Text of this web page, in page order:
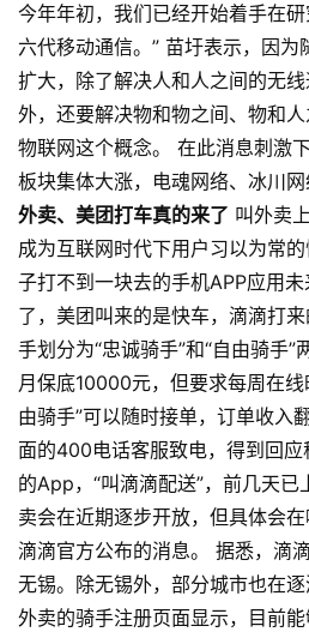
今年年初，我们已经开始着手在
六代移动通信。” 苗圩表示，因
扩大，除了解决人和人之间的无
外，还要解决物和物之间、物和
物联网这个概念。 在此消息刺激
板块集体大涨，电魂网络、冰川
外卖、美团打车真的来了 叫外卖
成为互联网时代下用户习以为常
子打不到一块去的手机APP应用
了，美团叫来的是快车，滴滴打
手划分为“忠诚骑手”和“自由骑手”
月保底10000元，但要求每周在
由骑手”可以随时接单，订单收入
面的400电话客服致电，得到回
的App，“叫滴滴配送”，前几天
卖会在近期逐步开放，但具体会
滴滴官方公布的消息。 据悉，滴
无锡。除无锡外，部分城市也在
外卖的骑手注册页面显示，目前